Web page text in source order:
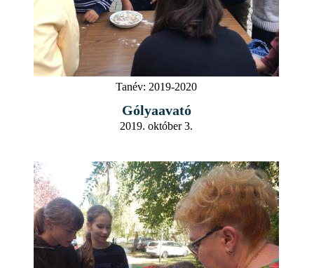
Tanév: 2019-2020
Gólyaavató
2019. október 3.